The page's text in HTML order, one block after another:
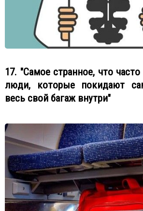
17. "Самое странное, что часто
люди, которые покидают
весь свой багаж внутри"